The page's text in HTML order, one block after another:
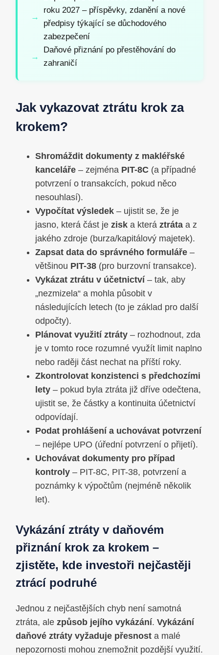
roku 2027 – příspěvky, zdanění a nové
předpisy týkající se důchodového
zabezpečení
Daňové přiznání po přestěhování do
zahraničí
Jak vykazovat ztrátu krok za
krokem?
Shromáždit dokumenty z makléřské
kanceláře – zejména PIT-8C (a případné
potvrzení o transakcích, pokud něco
nesouhlasí).
Vypočítat výsledek – ujistit se, že je
jasno, která část je zisk a která ztráta a z
jakého zdroje (burza/kapitálový majetek).
Zapsat data do správného formuláře –
většinou PIT-38 (pro burzovní transakce).
Vykázat ztrátu v účetnictví – tak, aby
„nezmizela“ a mohla působit v
následujících letech (to je základ pro další
odpočty).
Plánovat využití ztráty – rozhodnout, zda
je v tomto roce rozumné využít limit naplno
nebo raději část nechat na příští roky.
Zkontrolovat konzistenci s předchozími
lety – pokud byla ztráta již dříve odečtena,
ujistit se, že částky a kontinuita účetnictví
odpovídají.
Podat prohlášení a uchovávat potvrzení
– nejlépe UPO (úřední potvrzení o přijetí).
Uchovávat dokumenty pro případ
kontroly – PIT-8C, PIT-38, potvrzení a
poznámky k výpočtům (nejméně několik
let).
Vykázání ztráty v daňovém
přiznání krok za krokem –
zjistěte, kde investoři nejčastěji
ztrácí podruhé
Jednou z nejčastějších chyb není samotná
ztráta, ale způsob jejího vykázání. Vykázání
daňové ztráty vyžaduje přesnost a malé
nepozornosti mohou znemožnit pozdější využití.